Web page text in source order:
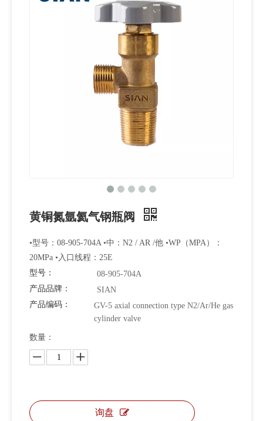
黄铜氮氩氦气钢瓶阀
•型号：08-905-704A •中：N2 / AR /他 •WP（MPA）：
20MPa •入口线程：25E
型号：
08-905-704A
产品品牌：
SIAN
产品编码：
GV-5 axial connection type N2/Ar/He gas
cylinder valve
数量：
询盘